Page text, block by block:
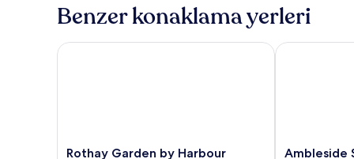
Benzer konaklama yerleri
Rothay
Rothay Garden by Harbour
Rothay Garden by Harbour Hotels
Ambleside
Ambleside
Ambleside